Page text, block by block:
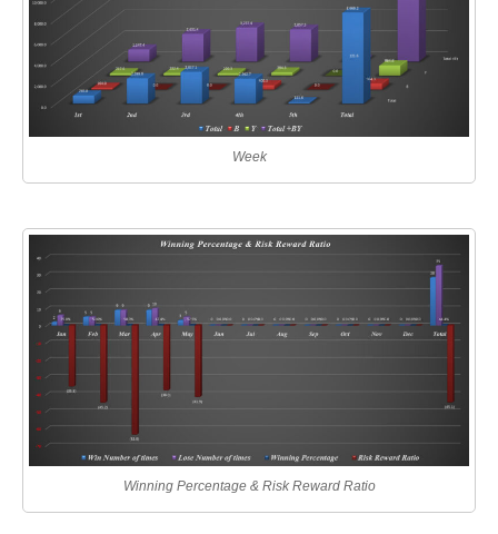
Week
Winning Percentage & Risk Reward Ratio